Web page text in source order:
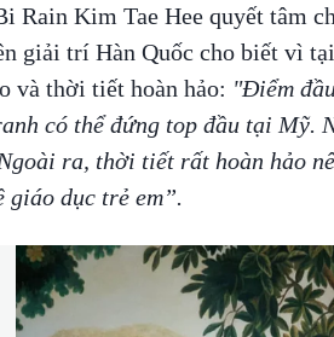
Rain Kim Tae Hee quyết tâm
giải trí Hàn Quốc cho biết vì
và thời tiết hoàn hảo: "Điểm
có thể đứng top đầu tại Mỹ.
ra, thời tiết rất hoàn hảo
giáo dục trẻ em”.